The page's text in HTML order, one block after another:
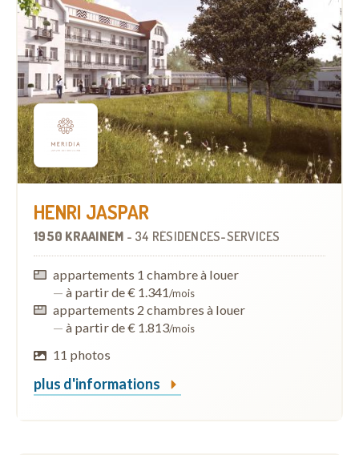
HENRI JASPAR
1950 KRAAINEM - 34 RÉSIDENCES-SERVICES
appartements 1 chambre à louer
— à partir de € 1.341/mois
appartements 2 chambres à louer
— à partir de € 1.813/mois
11 photos
plus d'informations